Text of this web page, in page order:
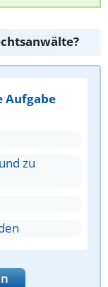
Aufgabe
zu